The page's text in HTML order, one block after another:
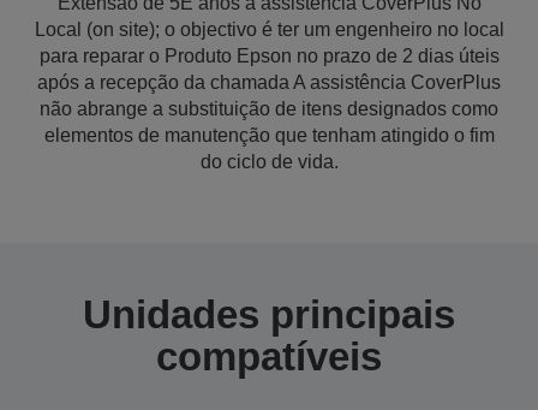
Local (on site); o objectivo é ter um engenheiro no local
para reparar o Produto Epson no prazo de 2 dias úteis
após a recepção da chamada A assistência CoverPlus
não abrange a substituição de itens designados como
elementos de manutenção que tenham atingido o fim
do ciclo de vida.
Unidades principais
compatíveis